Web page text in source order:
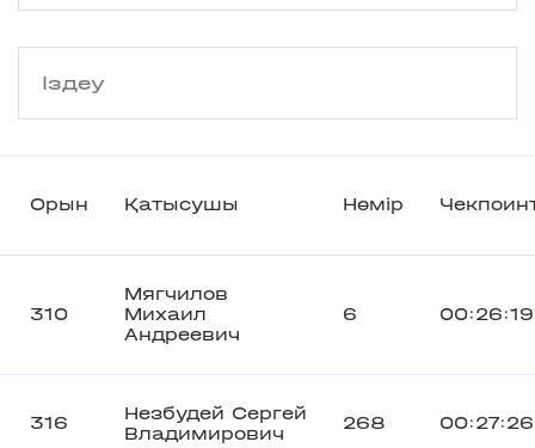
Орын Қатысушы Нөмір
310
Мягчилов
Михаил
Андреевич
6 00:26:19
316
Незбудей Сергей
Владимирович
268 00:27:26